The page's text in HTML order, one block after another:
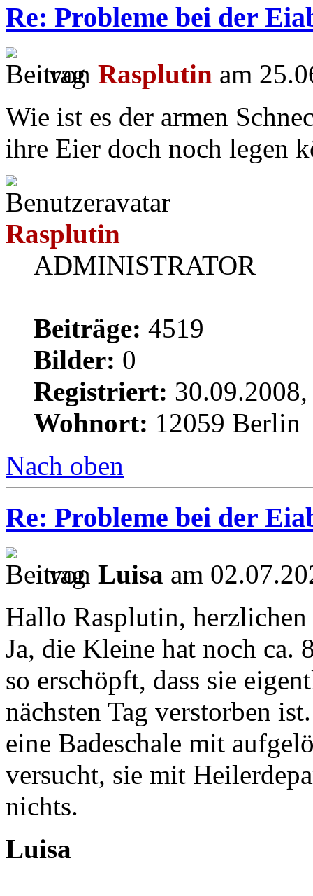
Re: Probleme bei der
von Rasplutin am
Wie ist es der armen
ihre Eier doch noch legen
Rasplutin
ADMINISTRATOR
Beiträge: 4519
Bilder: 0
Registriert:
Wohnort: 12059 Berlin
Nach oben
Re: Probleme bei der
von Luisa am
Hallo Rasplutin,
Ja, die Kleine hat noch ca.
so erschöpft, dass sie
nächsten Tag verstorben
eine Badeschale mit
versucht, sie mit
nichts.
Luisa